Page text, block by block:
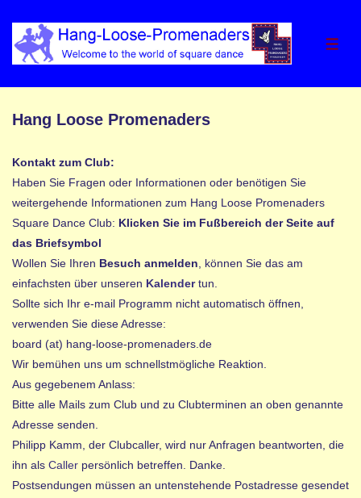
Inhalt
Hang Loose Promenaders
Kontakt zum Club:
Haben Sie Fragen oder Informationen oder benötigen Sie
weitergehende Informationen zum Hang Loose Promenaders
Square Dance Club: Klicken Sie im Fußbereich der Seite auf
das Briefsymbol
Wollen Sie Ihren Besuch anmelden , können Sie das am
einfachsten über unseren Kalendertun.
Sollte sich Ihr e-mail Programm nicht automatisch öffnen,
verwenden Sie diese Adresse:
board (at) hang-loose-promenaders.de
Wir bemühen uns um schnellstmögliche Reaktion.
Aus gegebenem Anlass:
Bitte alle Mails zum Club und zu Clubterminen an oben genannte
Adresse senden.
Philipp Kamm, der Clubcaller, wird nur Anfragen beantworten, die
ihn als Caller persönlich betreffen. Danke.
Postsendungen müssen an untenstehende Postadresse gesendet